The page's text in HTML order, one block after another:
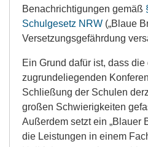
Benachrichtigungen gemäß
Schulgesetz NRW („Blaue
Versetzungsgefährdung
Ein Grund dafür ist, dass die
zugrundeliegenden
Schließung der Schulen
großen Schwierigkeiten
Außerdem setzt ein „Blauer
die Leistungen in einem